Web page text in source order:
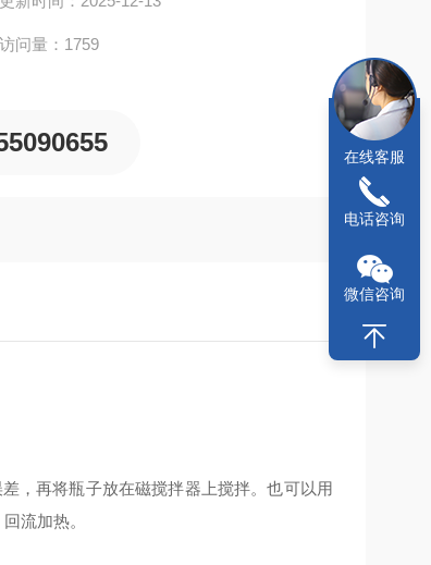
访问量：1759
，再将瓶子放在磁搅拌器上搅拌。也可以用
流加热。
在线客服
电话咨询
微信咨询